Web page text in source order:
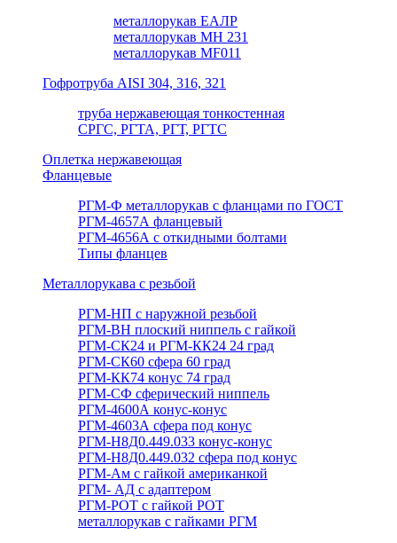
металлорукав ЕАЛР
металлорукав МН 231
металлорукав MF011
Гофротруба AISI 304, 316, 321
труба нержавеющая тонкостенная
СРГС, РГТА, РГТ, РГТС
Оплетка нержавеющая
Фланцевые
РГМ-Ф металлорукав с фланцами по ГОСТ
РГМ-4657А фланцевый
РГМ-4656А с откидными болтами
Типы фланцев
Металлорукава с резьбой
РГМ-НП с наружной резьбой
РГМ-ВН плоский ниппель с гайкой
РГМ-СК24 и РГМ-КК24 24 град
РГМ-СК60 сфера 60 град
РГМ-КК74 конус 74 град
РГМ-СФ сферический ниппель
РГМ-4600А конус-конус
РГМ-4603А сфера под конус
РГМ-Н8Д0.449.033 конус-конус
РГМ-Н8Д0.449.032 сфера под конус
РГМ-Ам с гайкой американкой
РГМ- АД с адаптером
РГМ-РОТ с гайкой РОТ
металлорукав с гайками РГМ